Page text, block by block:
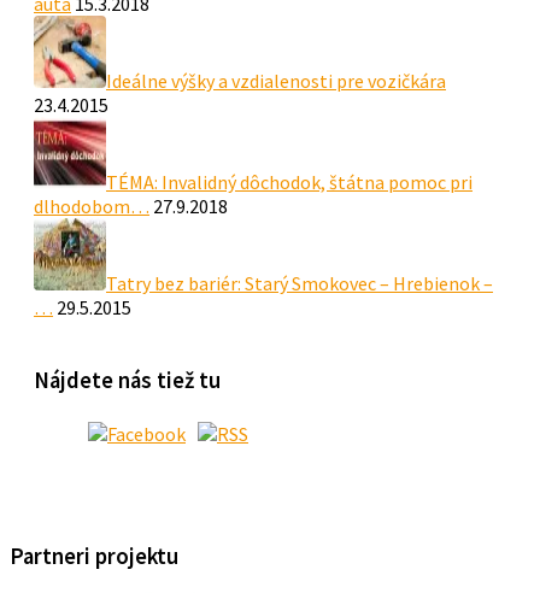
Ideálne výšky a vzdialenosti pre vozičkára
23.4.2015
TÉMA: Invalidný dôchodok, štátna pomoc pri
dlhodobom… 27.9.2018
Tatry bez bariér: Starý Smokovec – Hrebienok –
… 29.5.2015
Nájdete nás tiež tu
Partneri projektu